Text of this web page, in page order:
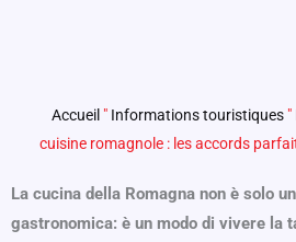
Accueil " Informations touristiques "
cuisine romagnole : les accords
La cucina della Romagna non è solo
gastronomica: è un modo di vivere la